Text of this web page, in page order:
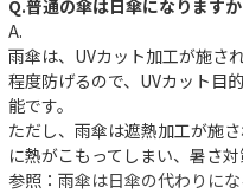
Q.普通の傘は日傘になりますか
A.
雨傘は、UVカット加工が施さ
程度防げるので、UVカット目
能です。
ただし、雨傘は遮熱加工が施
に熱がこもってしまい、暑さ対
参照： 雨傘は日傘の代わりに